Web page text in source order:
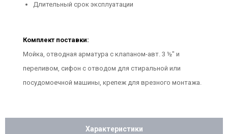
Длительный срок эксплуатации
Комплект поставки:
Мойка, отводная арматура с клапаном-авт. 3 ½" и
переливом, сифон с отводом для стиральной или
посудомоечной машины, крепеж для врезного монтажа.
Характеристики